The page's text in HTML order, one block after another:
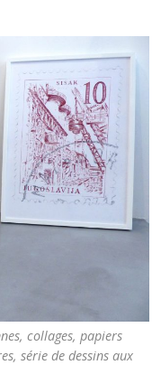
collages, papiers
série de dessins aux